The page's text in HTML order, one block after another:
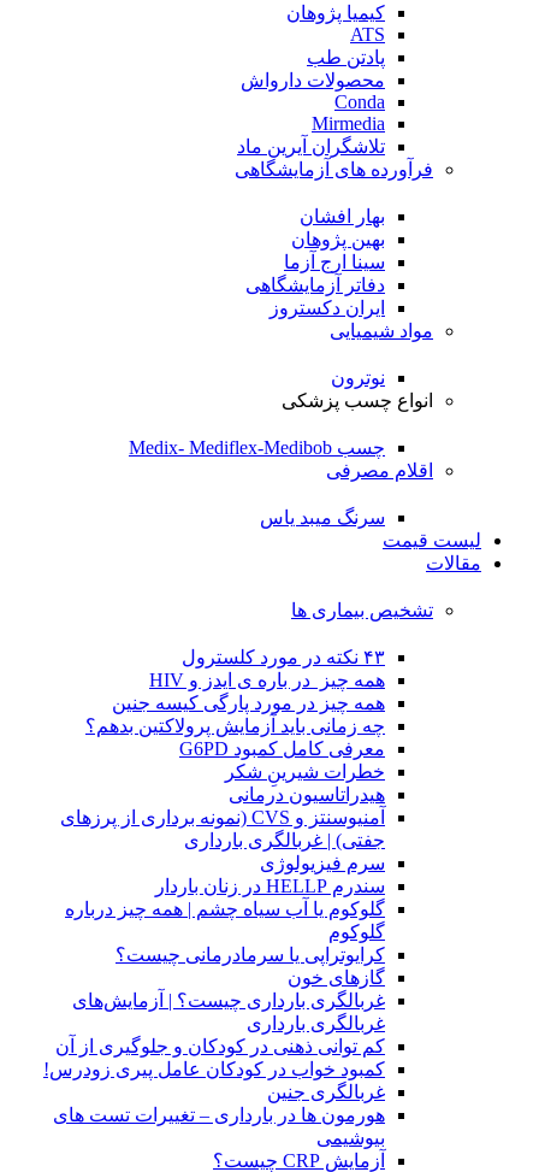
کیمیا پژوهان
ATS
پادتن طب
محصولات دارواش
Conda
Mirmedia
تلاشگران آیرین ماد
فرآورده های آزمایشگاهی
بهار افشان
بهین پژوهان
سینا ارج آزما
دفاتر آزمایشگاهی
ایران دکستروز
مواد شیمیایی
نوترون
انواع چسب پزشکی
چسب Medix- Mediflex-Medibob
اقلام مصرفی
سرنگ میبد یاس
لیست قیمت
مقالات
تشخیص بیماری ها
۴۳ نکته در مورد کلسترول
همه چیز در باره ی ایدز و HIV
همه چیز در مورد پارگی کیسه جنین
چه زمانی باید آزمایش پرولاکتین بدهم؟
معرفی کامل کمبود G6PD
خطرات شیرینِ شکر
هیدراتاسیون درمانی
آمنیوسنتز و CVS (نمونه برداری از پرزهای
جفتی) | غربالگری بارداری
سرم فیزیولوژی
سندرم HELLP در زنان باردار
گلوکوم یا آب سیاه چشم | همه چیز درباره
گلوکوم
کرایوتراپی یا سرمادرمانی چیست؟
گازهای خون
غربالگری بارداری چیست؟ | آزمایش‌های
غربالگری بارداری
کم توانی ذهنی در کودکان و جلوگیری از آن
کمبود خواب در کودکان عامل پیری زودرس!
غربالگری جنین
هورمون ها در بارداری – تغییرات تست های
بیوشیمی
آزمایش CRP چیست؟